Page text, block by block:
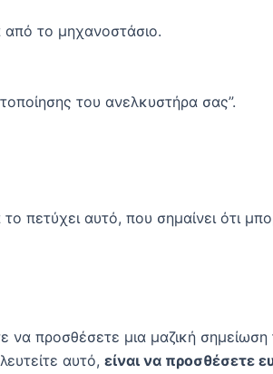
το μηχανοστάσιο.
του ανελκυστήρα σας”.
αυτό, που σημαίνει ότι
προσθέσετε μια μαζική σημείωση
αυτό, είναι να προσθέσετε